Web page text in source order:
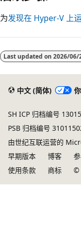
为发现在 Hyper-V 上
Last updated on 2026/06/
中文 (简体)
SH ICP 归档编号
PSB 归档编号
由世纪互联运营的
早期版本
博客
使用条款
商标 ©